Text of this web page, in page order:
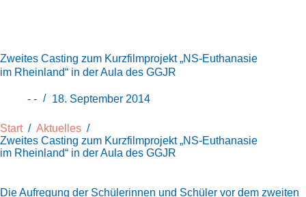
Zweites Casting zum Kurzfilmprojekt „NS-Euthanasie
im Rheinland“ in der Aula des GGJR
- - 18. September 2014
Start / Aktuelles /
Zweites Casting zum Kurzfilmprojekt „NS-Euthanasie
im Rheinland“ in der Aula des GGJR
Die Aufregung der Schülerinnen und Schüler vor dem zweiten